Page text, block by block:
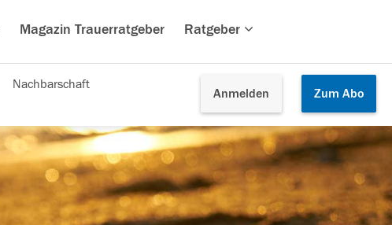
Magazin Trauerratgeber Ratgeber
Anmelden Zum Abo
Nachbarschaft